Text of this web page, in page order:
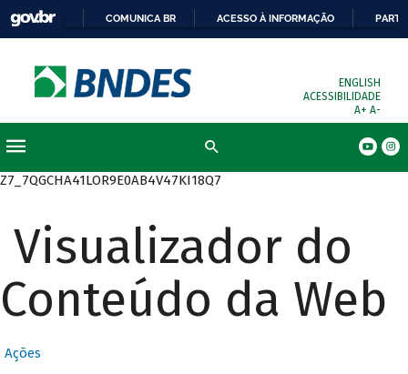
COMUNICA BR ACESSO À INFORMAÇÃO
ENGLISH
ACESSIBILIDADE
A+ A-
Z7_7QGCHA41LOR9E0AB4V47KI18Q7
Visualizador do
Conteúdo da Web
Ações